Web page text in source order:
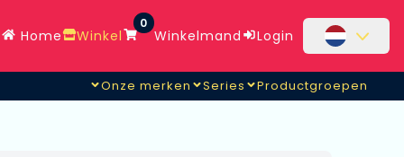
Home Winkel
0
Winkelmand Login
Onze merken Series Productgroepen